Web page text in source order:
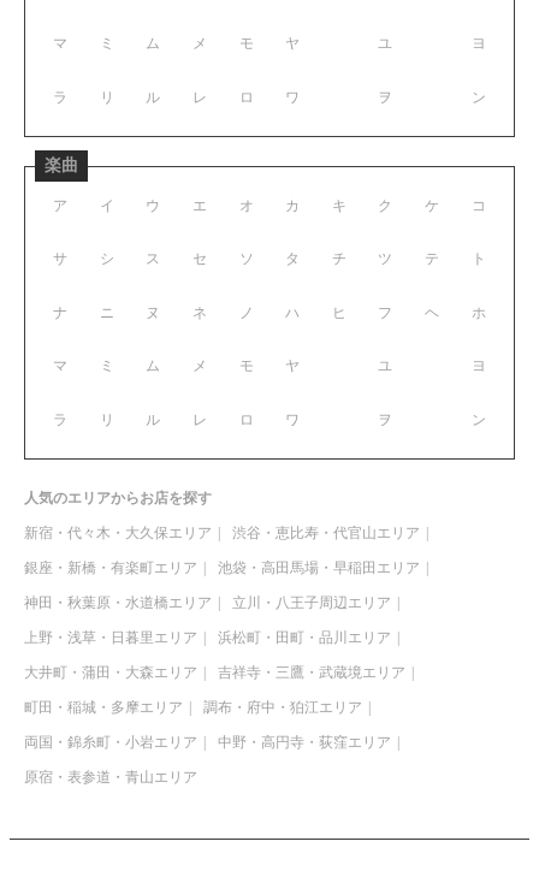
マ ミ ム メ モ
ラ リ ル レ ロ
ヤ ユ ヨ
ワ ヲ ン
楽曲
ア イ ウ エ オ
サ シ ス セ ソ
ナ ニ ヌ ネ ノ
マ ミ ム メ モ
ラ リ ル レ ロ
カ キ ク ケ コ
タ チ ツ テ ト
ハ ヒ フ ヘ ホ
ヤ ユ ヨ
ワ ヲ ン
人気のエリアからお店を探す
新宿・代々木・大久保エリア 渋谷・恵比寿・代官山エリア
銀座・新橋・有楽町エリア 池袋・高田馬場・早稲田エリア
神田・秋葉原・水道橋エリア 立川・八王子周辺エリア
上野・浅草・日暮里エリア 浜松町・田町・品川エリア
大井町・蒲田・大森エリア 吉祥寺・三鷹・武蔵境エリア
町田・稲城・多摩エリア 調布・府中・狛江エリア
両国・錦糸町・小岩エリア 中野・高円寺・荻窪エリア
原宿・表参道・青山エリア